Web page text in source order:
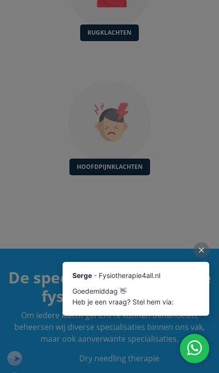
RUGKLACHTEN
HOOFDPIJNKLACHTEN
De specialisaties van onze
fysiotherapeuten
Om iedere klacht gericht te kunnen behandelen,
beheersen wij diverse specialisaties binnen ons vak,
maar ook aanverwante specialisaties.
Dry needling therapie